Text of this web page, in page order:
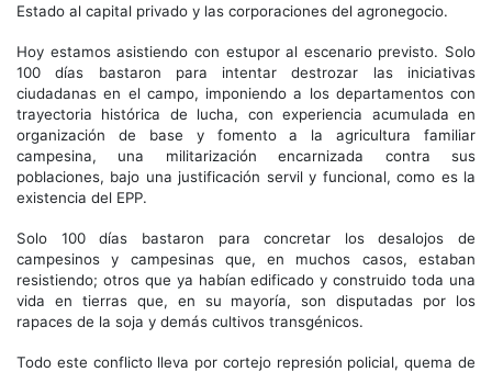
Estado al capital privado y las corporaciones del agronegocio.
Hoy estamos asistiendo con estupor al escenario previsto. Solo
100 días bastaron para intentar destrozar las iniciativas
ciudadanas en el campo, imponiendo a los departamentos con
trayectoria histórica de lucha, con experiencia acumulada en
organización de base y fomento a la agricultura familiar
campesina, una militarización encarnizada contra sus
poblaciones, bajo una justificación servil y funcional, como es la
existencia del EPP.
Solo 100 días bastaron para concretar los desalojos de
campesinos y campesinas que, en muchos casos, estaban
resistiendo; otros que ya habían edificado y construido toda una
vida en tierras que, en su mayoría, son disputadas por los
rapaces de la soja y demás cultivos transgénicos.
Todo este conflicto lleva por cortejo represión policial, quema de